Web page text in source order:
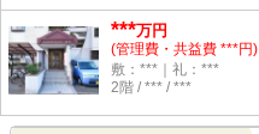
***万円
(管理費・共益費 ***円)
敷：***｜礼：***
2階 / *** / ***